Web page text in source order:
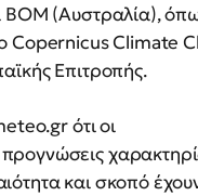
BOM (Αυστραλία),
Copernicus Climate
Επιτροπής.
ότι οι
και σκοπό